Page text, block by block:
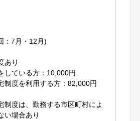
：7月・12月)
あり
している方：10,000円
度を利用する方：82,000円
度は、勤務する市区町村によ
い場合あり